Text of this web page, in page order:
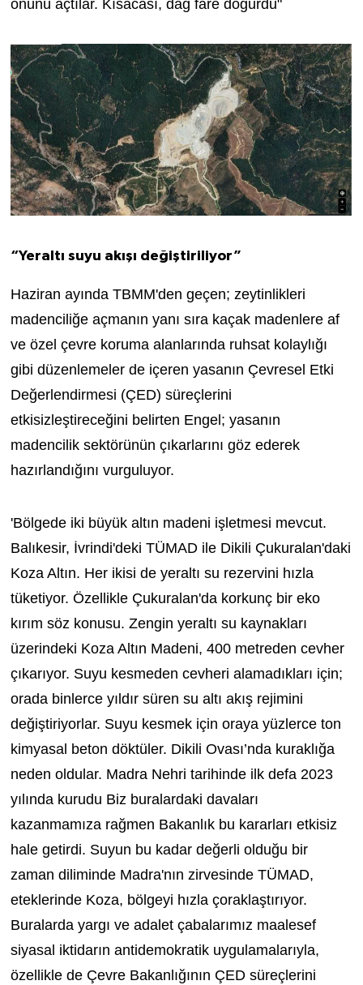
önünü açtılar. Kısacası, dağ fare doğurdu"
“Yeraltı suyu akışı değiştiriliyor”
Haziran ayında TBMM'den geçen; zeytinlikleri
madenciliğe açmanın yanı sıra kaçak madenlere af
ve özel çevre koruma alanlarında ruhsat kolaylığı
gibi düzenlemeler de içeren yasanın Çevresel Etki
Değerlendirmesi (ÇED) süreçlerini
etkisizleştireceğini belirten Engel; yasanın
madencilik sektörünün çıkarlarını göz ederek
hazırlandığını vurguluyor.
'Bölgede iki büyük altın madeni işletmesi mevcut.
Balıkesir, İvrindi'deki TÜMAD ile Dikili Çukuralan'daki
Koza Altın. Her ikisi de yeraltı su rezervini hızla
tüketiyor. Özellikle Çukuralan'da korkunç bir eko
kırım söz konusu. Zengin yeraltı su kaynakları
üzerindeki Koza Altın Madeni, 400 metreden cevher
çıkarıyor. Suyu kesmeden cevheri alamadıkları için;
orada binlerce yıldır süren su altı akış rejimini
değiştiriyorlar. Suyu kesmek için oraya yüzlerce ton
kimyasal beton döktüler. Dikili Ovası’nda kuraklığa
neden oldular. Madra Nehri tarihinde ilk defa 2023
yılında kurudu Biz buralardaki davaları
kazanmamıza rağmen Bakanlık bu kararları etkisiz
hale getirdi. Suyun bu kadar değerli olduğu bir
zaman diliminde Madra'nın zirvesinde TÜMAD,
eteklerinde Koza, bölgeyi hızla çoraklaştırıyor.
Buralarda yargı ve adalet çabalarımız maalesef
siyasal iktidarın antidemokratik uygulamalarıyla,
özellikle de Çevre Bakanlığının ÇED süreçlerini